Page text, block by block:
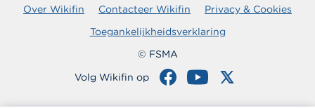
Over Wikifin Contacteer Wikifin
Privacy & Cookies
Toegankelijkheidsverklaring
© FSMA
Volg Wikifin op